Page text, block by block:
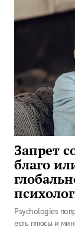
Запрет
благо
Psychologies
есть плюсы и